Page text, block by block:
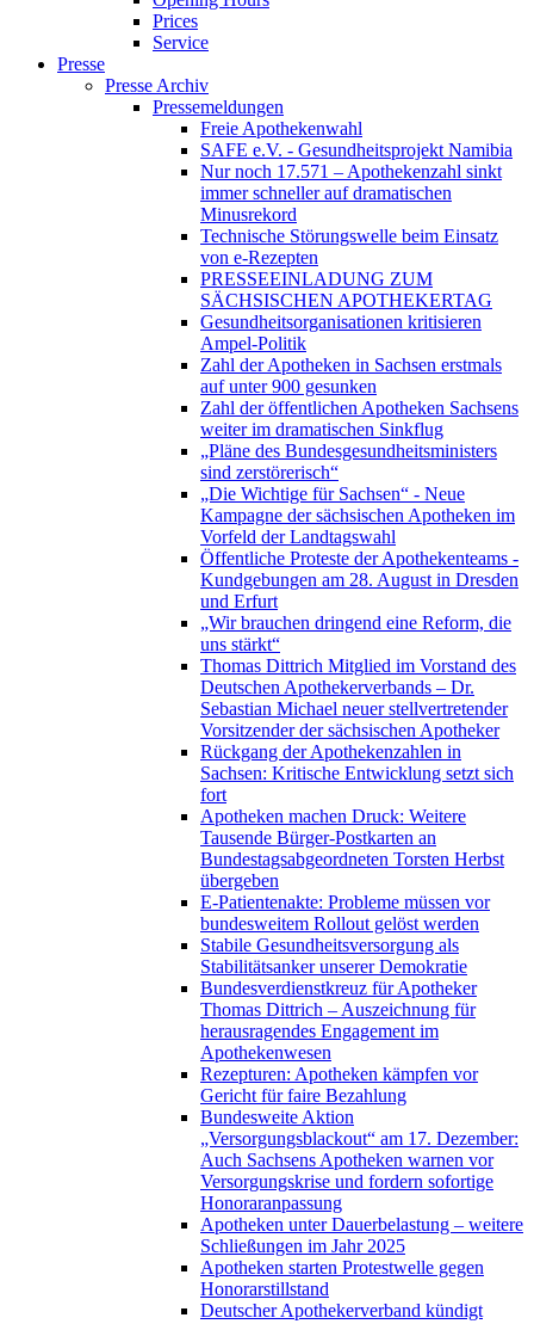
Prices
Service
Presse
Presse Archiv
Pressemeldungen
Freie Apothekenwahl
SAFE e.V. - Gesundheitsprojekt Namibia
Nur noch 17.571 – Apothekenzahl sinkt
immer schneller auf dramatischen
Minusrekord
Technische Störungswelle beim Einsatz
von e-Rezepten
PRESSEEINLADUNG ZUM
SÄCHSISCHEN APOTHEKERTAG
Gesundheitsorganisationen kritisieren
Ampel-Politik
Zahl der Apotheken in Sachsen erstmals
auf unter 900 gesunken
Zahl der öffentlichen Apotheken Sachsens
weiter im dramatischen Sinkflug
„Pläne des Bundesgesundheitsministers
sind zerstörerisch“
„Die Wichtige für Sachsen“ - Neue
Kampagne der sächsischen Apotheken im
Vorfeld der Landtagswahl
Öffentliche Proteste der Apothekenteams -
Kundgebungen am 28. August in Dresden
und Erfurt
„Wir brauchen dringend eine Reform, die
uns stärkt“
Thomas Dittrich Mitglied im Vorstand des
Deutschen Apothekerverbands – Dr.
Sebastian Michael neuer stellvertretender
Vorsitzender der sächsischen Apotheker
Rückgang der Apothekenzahlen in
Sachsen: Kritische Entwicklung setzt sich
fort
Apotheken machen Druck: Weitere
Tausende Bürger-Postkarten an
Bundestagsabgeordneten Torsten Herbst
übergeben
E-Patientenakte: Probleme müssen vor
bundesweitem Rollout gelöst werden
Stabile Gesundheitsversorgung als
Stabilitätsanker unserer Demokratie
Bundesverdienstkreuz für Apotheker
Thomas Dittrich – Auszeichnung für
herausragendes Engagement im
Apothekenwesen
Rezepturen: Apotheken kämpfen vor
Gericht für faire Bezahlung
Bundesweite Aktion
„Versorgungsblackout“ am 17. Dezember:
Auch Sachsens Apotheken warnen vor
Versorgungskrise und fordern sofortige
Honoraranpassung
Apotheken unter Dauerbelastung – weitere
Schließungen im Jahr 2025
Apotheken starten Protestwelle gegen
Honorarstillstand
Deutscher Apothekerverband kündigt